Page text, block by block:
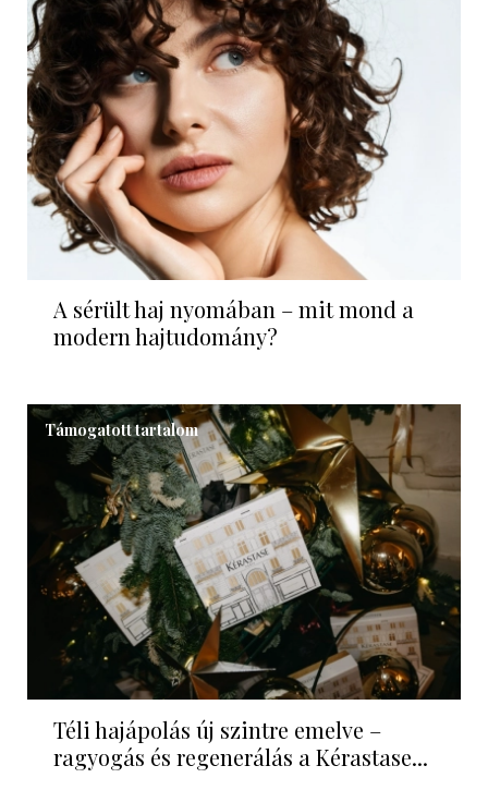
A sérült haj nyomában – mit mond a
modern hajtudomány?
Támogatott tartalom
Téli hajápolás új szintre emelve –
ragyogás és regenerálás a Kérastase...